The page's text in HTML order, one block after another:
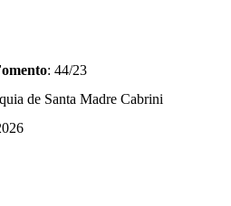
: 44/23
de Santa Madre Cabrini